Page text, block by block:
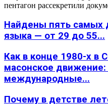
пентагон рассекретили
Найдены пять самых
языка — от 29 до 55...
Как в конце 1980-х в
масонское
международные...
Почему в детстве